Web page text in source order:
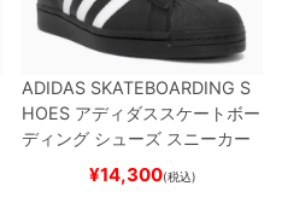
ADIDAS SKATEBOARDING S
HOES アディダススケートボー
ディング シューズ スニーカー
スーパースター SUPERSTAR A
BLACK/WHITE/WHITE
¥14,300(税込)